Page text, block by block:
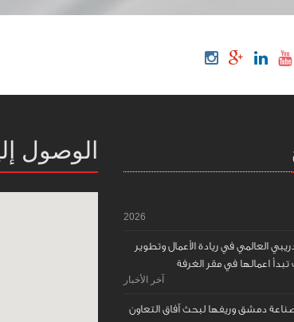
2026
العالمي في ريادة الأعمال وتطوير
اعمالها في مقر الغرفة
آخر الأخبار
دمشق وريفها لبحث آفاق التعاون
الوصول